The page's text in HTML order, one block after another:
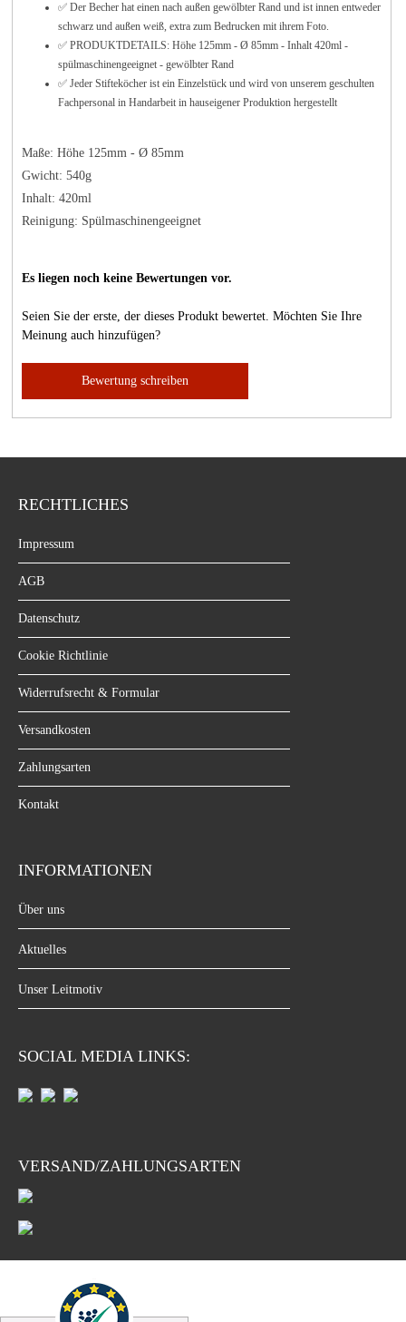
✅ Der Becher hat einen nach außen gewölbter Rand und ist innen entweder
schwarz und außen weiß, extra zum Bedrucken mit ihrem Foto.
✅ PRODUKTDETAILS: Höhe 125mm - Ø 85mm - Inhalt 420ml -
spülmaschinengeeignet - gewölbter Rand
✅ Jeder Stifteköcher ist ein Einzelstück und wird von unserem geschulten
Fachpersonal in Handarbeit in hauseigener Produktion hergestellt
Maße: Höhe 125mm - Ø 85mm
Gwicht: 540g
Inhalt: 420ml
Reinigung: Spülmaschinengeeignet
Es liegen noch keine Bewertungen vor.
Seien Sie der erste, der dieses Produkt bewertet. Möchten Sie Ihre
Meinung auch hinzufügen?
Bewertung schreiben
RECHTLICHES
Impressum
AGB
Datenschutz
Cookie Richtlinie
Widerrufsrecht & Formular
Versandkosten
Zahlungsarten
Kontakt
INFORMATIONEN
Über uns
Aktuelles
Unser Leitmotiv
SOCIAL MEDIA LINKS:
VERSAND/ZAHLUNGSARTEN